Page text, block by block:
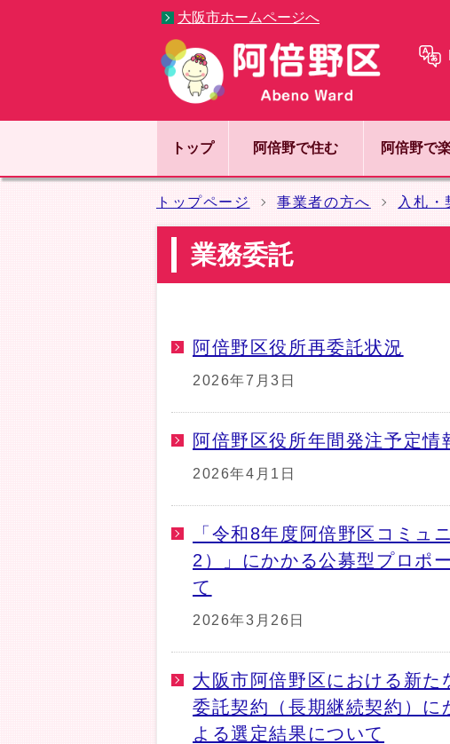
大阪市ホームページへ
トップ 阿倍野で住む 阿倍野で
トップページ 事業者の方へ 入札・
業務委託
阿倍野区役所再委託状況
2026年7月3日
阿倍野区役所年間発注予定情
2026年4月1日
「令和8年度阿倍野区コミュ
2）」にかかる公募型プロポ
て
2026年3月26日
大阪市阿倍野区における新
委託契約（長期継続契約）に
よる選定結果について